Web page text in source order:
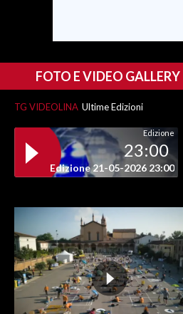
FOTO E VIDEO GALLERY
TG VIDEOLINA Ultime Edizioni
Edizione
23:00
Edizione 21-05-2026 23:00